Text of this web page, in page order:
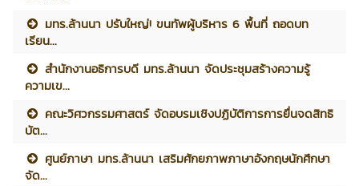
มทร.ล้านนา ปรับใหญ่! ขนทัพผู้บริหาร 6 พื้นที่ ถอดบท
เรียน...
สำนักงานอธิการบดี มทร.ล้านนา จัดประชุมสร้างความรู้
ความเข...
คณะวิศวกรรมศาสตร์ จัดอบรมเชิงปฏิบัติการการยื่นจดสิทธิ
บัต...
ศูนย์ภาษา มทร.ล้านนา เสริมศักยภาพภาษาอังกฤษนักศึกษา
จัด...